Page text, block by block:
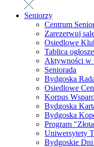
Seniorzy
Centrum
Zarezerwuj
Osiedlowe
Tablica
Aktywności w
Seniorada
Bydgoska
Osiedlowe
Korpus
Bydgoska
Bydgoska
Program
Uniwersytety
Bydgoskie